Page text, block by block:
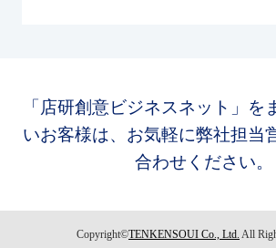
「店研創意ビジネスネット」を
いお客様は、お気軽に弊社担当
合わせください。
Copyright©TENKENSOUI Co., Ltd. All